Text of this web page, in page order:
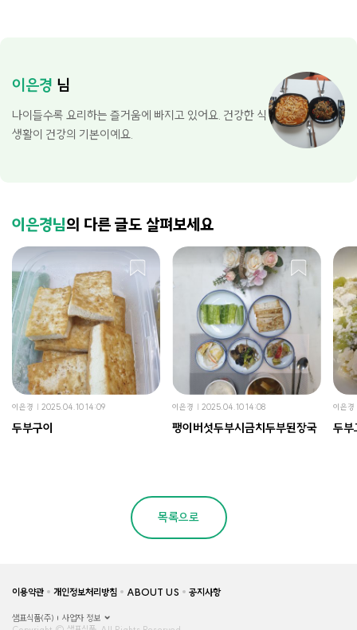
이은경 님
나이들수록 요리하는 즐거움에 빠지고 있어요. 건강한 식
생활이 건강의 기본이예요.
이은경님의 다른 글도 살펴보세요
이은경 2025.04.10 14:09
두부구이
이은경 2025.04.10 14:08
팽이버섯두부시금치두부된장국
이은경
두부
목록으로
이용약관 개인정보처리방침 ABOUT US 공지사항
샘표식품(주)
사업자 정보